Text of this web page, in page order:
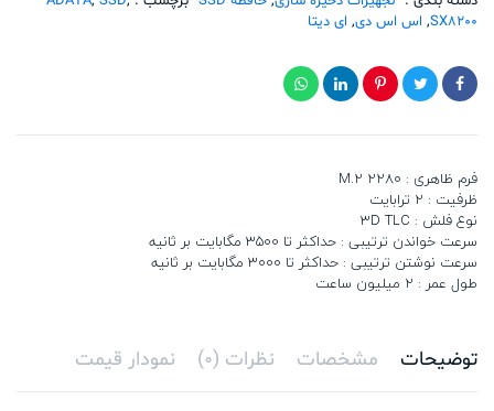
(S11P)
تعداد
SX8200
, اس اس دی, ای دیتا
فرم ظاهری : M.2 2280
ظرفیت : 2 ترابایت
نوع فلش : 3D TLC
سرعت خواندن ترتیبی : حداکثر تا 3500 مگابایت بر ثانیه
سرعت نوشتن ترتیبی : حداکثر تا 3000 مگابایت بر ثانیه
طول عمر : 2 میلیون ساعت
توضیحات مشخصات نظرات (0) نمودار قیمت